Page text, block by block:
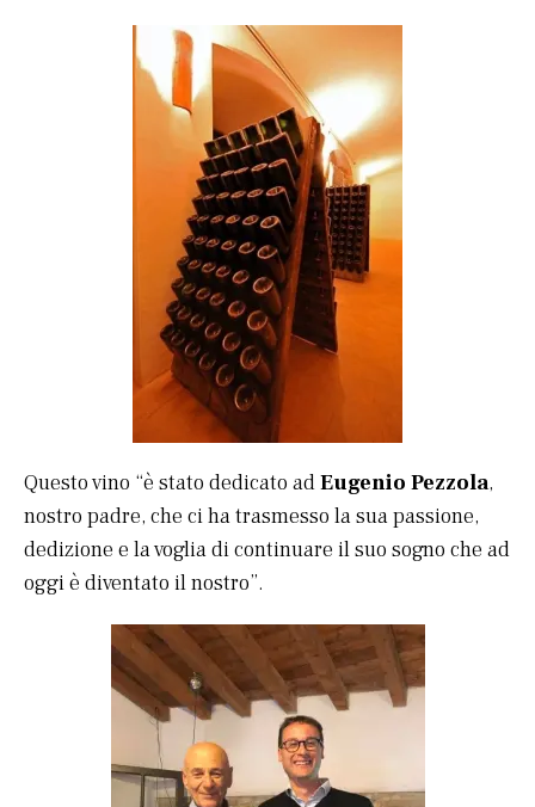
Questo vino “è stato dedicato adEugenio Pezzola,
nostro padre, che ci ha trasmesso la sua passione,
dedizione e la voglia di continuare il suo sogno che ad
oggi è diventato il nostro”.